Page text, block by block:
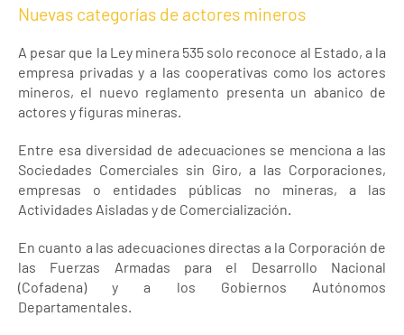
Nuevas categorías de actores mineros
A pesar que la Ley minera 535 solo reconoce al Estado, a la
empresa privadas y a las cooperativas como los actores
mineros, el nuevo reglamento presenta un abanico de
actores y figuras mineras.
Entre esa diversidad de adecuaciones se menciona a las
Sociedades Comerciales sin Giro, a las Corporaciones,
empresas o entidades públicas no mineras, a las
Actividades Aisladas y de Comercialización.
En cuanto a las adecuaciones directas a la Corporación de
las Fuerzas Armadas para el Desarrollo Nacional
(Cofadena) y a los Gobiernos Autónomos
Departamentales.